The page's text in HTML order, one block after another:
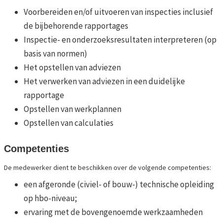
Voorbereiden en/of uitvoeren van inspecties inclusief
de bijbehorende rapportages
Inspectie- en onderzoeksresultaten interpreteren (op
basis van normen)
Het opstellen van adviezen
Het verwerken van adviezen in een duidelijke
rapportage
Opstellen van werkplannen
Opstellen van calculaties
Competenties
De medewerker dient te beschikken over de volgende competenties:
een afgeronde (civiel- of bouw-) technische opleiding
op hbo-niveau;
ervaring met de bovengenoemde werkzaamheden